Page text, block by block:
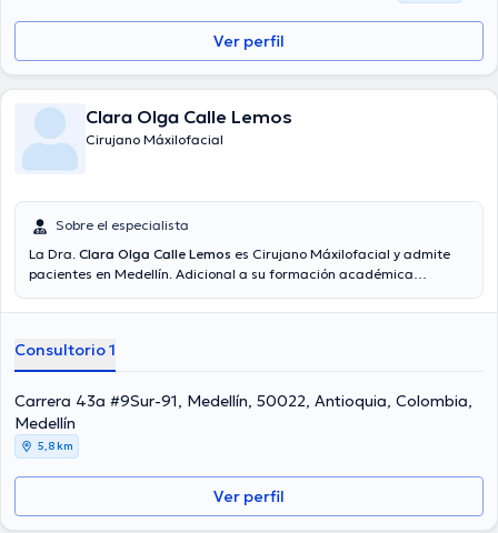
Ver perfil
Clara Olga Calle Lemos
Cirujano Máxilofacial
Sobre el especialista
La Dra. Clara Olga Calle Lemos es Cirujano Máxilofacial y admite
pacientes en Medellín. Adicional a su formación académica
especialidad. La Dra. tiene numerosos años de experiencia laboral
diversas asociaciones médicas. Clara Olga Calle Lemos ha
compartido en abundantes conferencias con el fin de tener una
formación continua en su temática de especialización y ha
difundido numerosos comunicados. Finalmente, la doctora puede
hablar en Español.
Consultorio 1
Carrera 43a #9Sur-91, Medellín, 50022, Antioquia, Colombia,
Medellín
5,8 km
Ver perfil